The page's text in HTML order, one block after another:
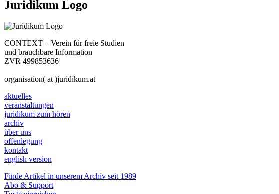
Juridikum Logo
CONTEXT – Verein für freie Studien
und brauchbare Information
ZVR 499853636
organisation( at )juridikum.at
aktuelles
veranstaltungen
juridikum zum hören
archiv
über uns
offenlegung
kontakt
english version
Finde Artikel in unserem Archiv seit 1989
Abo & Support